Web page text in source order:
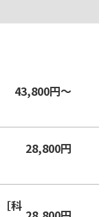
43,800円〜
28,800円
科